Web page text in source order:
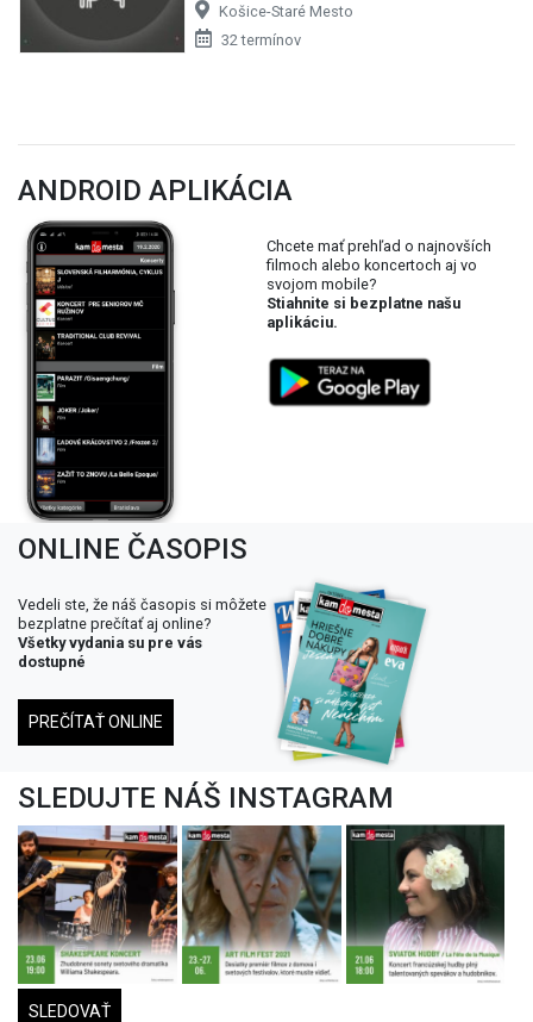
Košice-Staré Mesto
32 termínov
ANDROID APLIKÁCIA
Chcete mať prehľad o najnovších
filmoch alebo koncertoch aj vo
svojom mobile?
Stiahnite si bezplatne našu
aplikáciu.
ONLINE ČASOPIS
Vedeli ste, že náš časopis si môžete
bezplatne prečítať aj online?
Všetky vydania su pre vás
dostupné
PREČÍTAŤ ONLINE
SLEDUJTE NÁŠ INSTAGRAM
SLEDOVAŤ